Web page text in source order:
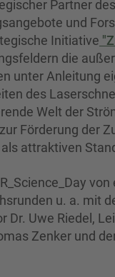
Partner
und
Initiative
die
unter Anleitung
des
Welt der
Förderung der
attraktiven
u. a. mit
Dr. Uwe Riedel,
Zenker und